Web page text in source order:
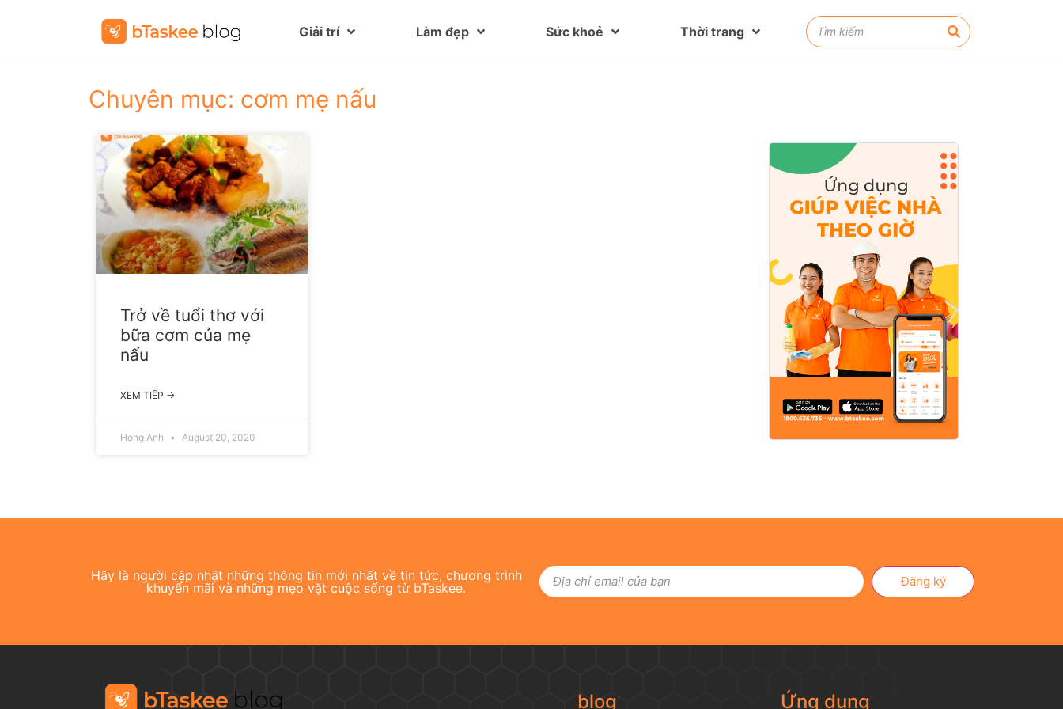
Giải trí Làm đẹp Sức khoẻ Thời trang
Chuyên mục: cơm mẹ nấu
Trở về tuổi thơ với
bữa cơm của mẹ
nấu
XEM TIẾP →
Hong Anh August 20, 2020
Hãy là người cập nhật những thông tin mới nhất về tin tức, chương trình
khuyến mãi và những mẹo vặt cuộc sống từ bTaskee.
Đăng ký
blog Ứng dụng